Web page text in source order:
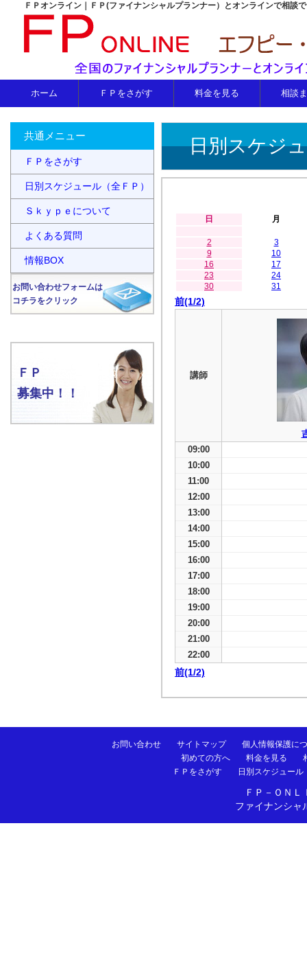
ＦＰオンライン｜ＦＰ(ファイナンシャルプランナー）とオンラインで相談
ホーム ＦＰをさがす 料金を見る 相談
日別スケジ
日 月
2
3
9
10
16
17
23
24
30
31
前(1/2)
講師
09:00
10:00
11:00
12:00
13:00
14:00
15:00
16:00
17:00
18:00
19:00
20:00
21:00
22:00
前(1/2)
共通メニュー
ＦＰをさがす
日別スケジュール（全ＦＰ）
Ｓｋｙｐｅについて
よくある質問
情報BOX
お問い合わせフォームは
コチラをクリック
ＦＰ
募集中！！
お問い合わせ サイトマップ
個人情報保護に
初めての方へ
料金を見る
ＦＰをさがす
日別スケジュール
ＦＰ－ＯＮ
ファイナンシャ